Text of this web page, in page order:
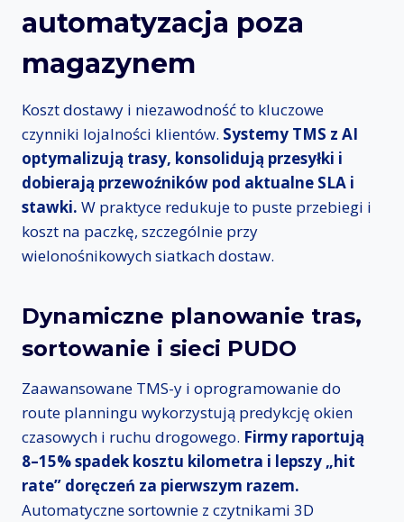
automatyzacja poza
magazynem
Koszt dostawy i niezawodność to kluczowe
czynniki lojalności klientów. Systemy TMS z AI
optymalizują trasy, konsolidują przesyłki i
dobierają przewoźników pod aktualne SLA i
stawki. W praktyce redukuje to puste przebiegi i
koszt na paczkę, szczególnie przy
wielonośnikowych siatkach dostaw.
Dynamiczne planowanie tras,
sortowanie i sieci PUDO
Zaawansowane TMS-y i oprogramowanie do
route planningu wykorzystują predykcję okien
czasowych i ruchu drogowego. Firmy raportują
8–15% spadek kosztu kilometra i lepszy „hit
rate” doręczeń za pierwszym razem.
Automatyczne sortownie z czytnikami 3D